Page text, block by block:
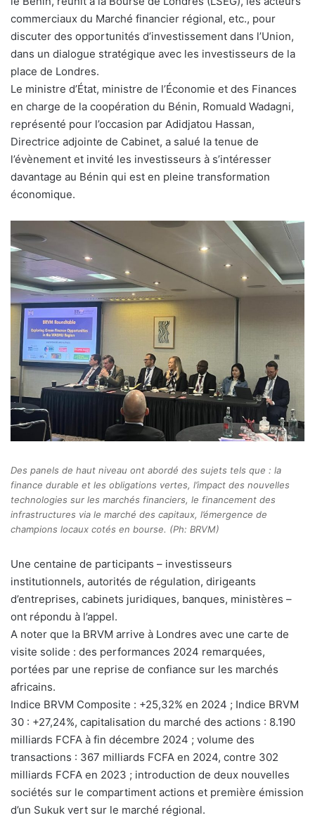
commerciaux du Marché financier régional, etc., pour
discuter des opportunités d’investissement dans l’Union,
dans un dialogue stratégique avec les investisseurs de la
place de Londres.
Le ministre d’État, ministre de l’Économie et des Finances
en charge de la coopération du Bénin, Romuald Wadagni,
représenté pour l’occasion par Adidjatou Hassan,
Directrice adjointe de Cabinet, a salué la tenue de
l’évènement et invité les investisseurs à s’intéresser
davantage au Bénin qui est en pleine transformation
économique.
Des panels de haut niveau ont abordé des sujets tels que : la
finance durable et les obligations vertes, l’impact des nouvelles
technologies sur les marchés financiers, le financement des
infrastructures via le marché des capitaux, l’émergence de
champions locaux cotés en bourse. (Ph: BRVM)
Une centaine de participants – investisseurs
institutionnels, autorités de régulation, dirigeants
d’entreprises, cabinets juridiques, banques, ministères –
ont répondu à l’appel.
A noter que la BRVM arrive à Londres avec une carte de
visite solide : des performances 2024 remarquées,
portées par une reprise de confiance sur les marchés
africains.
Indice BRVM Composite : +25,32% en 2024 ; Indice BRVM
30 : +27,24%, capitalisation du marché des actions : 8.190
milliards FCFA à fin décembre 2024 ; volume des
transactions : 367 milliards FCFA en 2024, contre 302
milliards FCFA en 2023 ; introduction de deux nouvelles
sociétés sur le compartiment actions et première émission
d’un Sukuk vert sur le marché régional.